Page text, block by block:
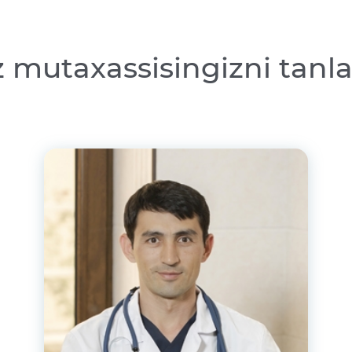
mutaxassisingizni